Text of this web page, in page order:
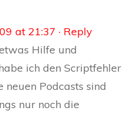
at 21:37 · Reply
Hilfe und
ich den Scriptfehler
Podcasts sind
nur noch die